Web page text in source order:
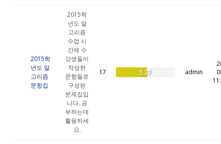
2015학
년도 알
고리즘
문항집
2015학
년도 알
고리즘
수업 시
간에 수
강생들이
작성한
문항들로
구성된
문제집입
니다. 공
부하는데
활용하세
요.
17 5.27 admin